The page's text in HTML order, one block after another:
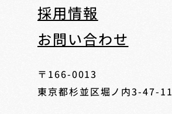
採用情報
お問い合わせ
〒166-0013
東京都杉並区堀ノ内3-47-11